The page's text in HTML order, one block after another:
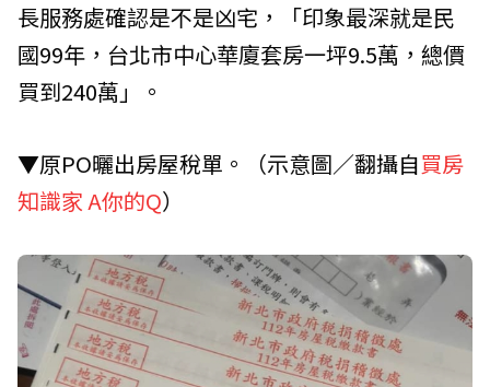
長服務處確認是不是凶宅，「印象最深就是民
國99年，台北市中心華廈套房一坪9.5萬，總價
買到240萬」。
▼原PO曬出房屋稅單。（示意圖／翻攝自買房
知識家 A你的Q）